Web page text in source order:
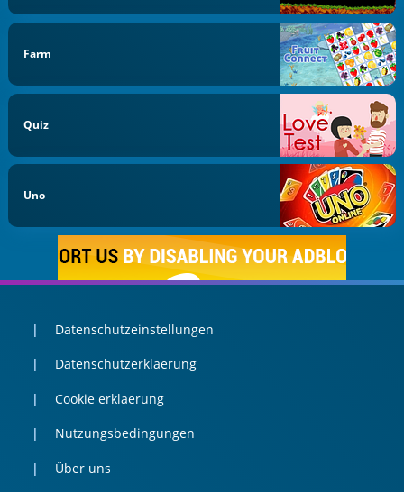
Farm
Quiz
Uno
Datenschutzeinstellungen
Datenschutzerklaerung
Cookie erklaerung
Nutzungsbedingungen
Über uns